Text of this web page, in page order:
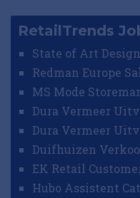
RetailTrends
State of Art
Redman Europe
MS Mode
Dura Vermeer
Dura Vermeer
Duifhuizen
EK Retail
Hubo Assistent